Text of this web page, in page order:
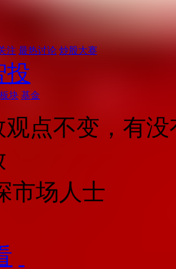
注 最热讨论 炒股大赛
投
板块 基金
观点不变，有
市场人士